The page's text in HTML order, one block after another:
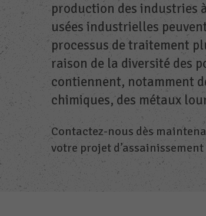
production des industries
usées industrielles
processus de traitement
raison de la diversité des
contiennent, notamment
chimiques, des métaux
Contactez-nous dès
votre projet d’assainissement